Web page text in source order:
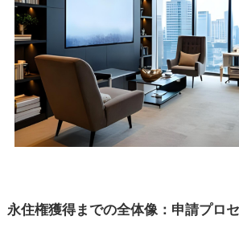
永住権獲得までの全体像：申請プロ